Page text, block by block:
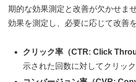
期的な効果測定と改善が欠かせま
効果を測定し、必要に応じて改善
クリック率（CTR: Click
示された回数に対してクリッ